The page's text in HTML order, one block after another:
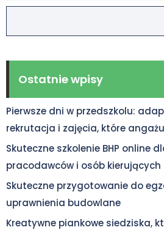
Ostatnie wpisy
Pierwsze dni w przedszkolu:
rekrutacja i zajęcia, które
Skuteczne szkolenie BHP online
pracodawców i osób kierujących
Skuteczne przygotowanie do
uprawnienia budowlane
Kreatywne piankowe siedziska,